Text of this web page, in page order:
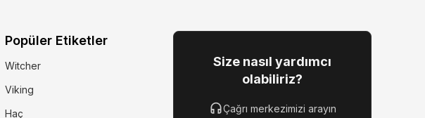
Popüler Etiketler
Witcher
Viking
Haç
Size nasıl yardımcı
olabiliriz?
Çağrı merkezimizi arayın